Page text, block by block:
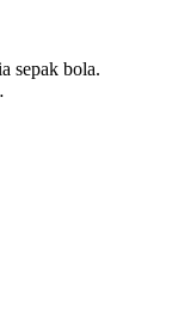
sepak bola.